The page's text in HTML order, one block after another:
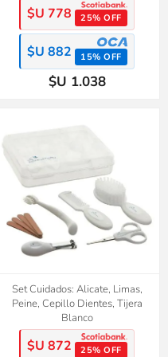
$U 778 25% OFF
$U 882 15% OFF
$U 1.038
Set Cuidados: Alicate, Limas,
Peine, Cepillo Dientes, Tijera
Blanco
$U 872 25% OFF